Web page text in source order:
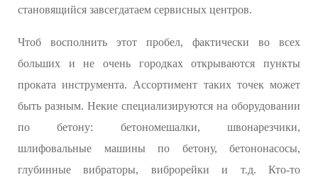
становящийся завсегдатаем сервисных центров.
Чтоб восполнить этот пробел, фактически во всех
больших и не очень городках открываются пункты
проката инструмента. Ассортимент таких точек может
быть разным. Некие специализируются на оборудовании
по бетону: бетономешалки, швонарезчики,
шлифовальные машины по бетону, бетононасосы,
глубинные вибраторы, виброрейки и т.д. Кто-то